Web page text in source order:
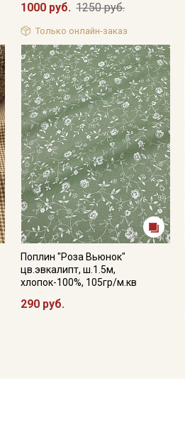
1000 руб. 1250 руб.
Только онлайн-заказ
Поплин "Роза Вьюнок"
цв.эвкалипт, ш.1.5м,
хлопок-100%, 105гр/м.кв
290 руб.